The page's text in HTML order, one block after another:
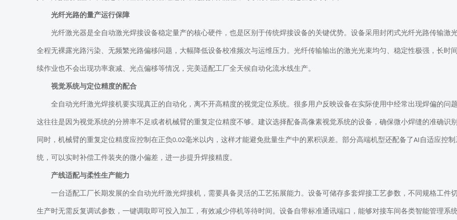
光纤光路的量产运行保障
光纤激光器是全自动激光焊接设备稳定量产的核心硬件，也是区别于传统焊接设备的关键优势。设备采用封闭式光纤光路传输激光
全程无裸露光路污染、无频繁光路偏移问题，大幅降低设备校准频次与运维压力。光纤传输输出的激光光束均匀、稳定性极强，长时
续作业也不会出现功率衰减、光点偏移等情况，完美适配工厂全天候自动化流水线生产。
视觉系统与定位精度的配合
全自动光纤激光焊接机要实现真正的自动化，离不开高精度的视觉定位系统。很多用户反映设备在实际使用中经常出现焊偏的问题
这往往是因为视觉系统的分辨率不足或者机械臂的重复定位精度不够。建议选择配备高像素视觉系统的设备，确保微小焊缝的准确识别
同时，机械臂的重复定位精度应控制在正负0.02毫米以内，这样才能避免批量生产中的累积误差。部分高端机型还配备了AI 自适应控制
统，可以实时补偿工件装夹的微小偏差，进一步提升焊接精度。
产线适配与柔性生产能力
一台适配工厂长期发展的全自动光纤激光焊接机，需要具备灵活的工艺拓展能力。设备可储存多套焊接工艺参数，不同规格工件
生产时无需反复调试参数，一键调取即可投入加工，有效减少停机等待时间。设备自带标准通讯端口，能够对接车间各类智能管理系统